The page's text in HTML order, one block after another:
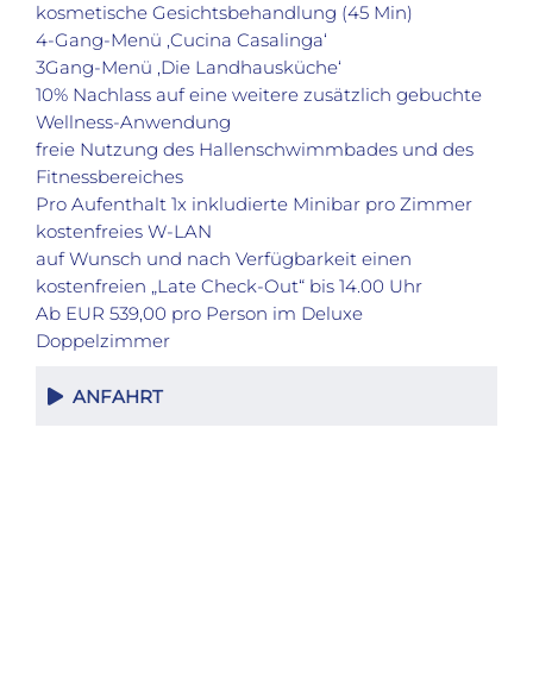
kosmetische Gesichtsbehandlung (45 Min)
4-Gang-Menü ‚Cucina Casalinga‘
3Gang-Menü ‚Die Landhausküche‘
10% Nachlass auf eine weitere zusätzlich gebuchte
Wellness-Anwendung
freie Nutzung des Hallenschwimmbades und des
Fitnessbereiches
Pro Aufenthalt 1x inkludierte Minibar pro Zimmer
kostenfreies W-LAN
auf Wunsch und nach Verfügbarkeit einen
kostenfreien „Late Check-Out“ bis 14.00 Uhr
Ab EUR 539,00 pro Person im Deluxe
Doppelzimmer
ANFAHRT